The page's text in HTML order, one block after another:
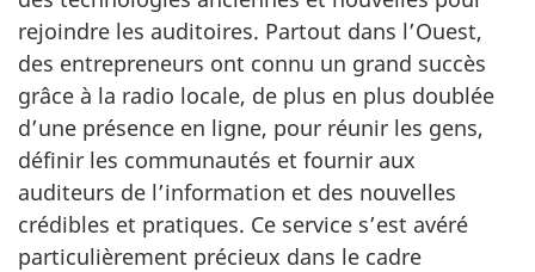
rejoindre les auditoires. Partout dans l’Ouest,
des entrepreneurs ont connu un grand succès
grâce à la radio locale, de plus en plus doublée
d’une présence en ligne, pour réunir les gens,
définir les communautés et fournir aux
auditeurs de l’information et des nouvelles
crédibles et pratiques. Ce service s’est avéré
particulièrement précieux dans le cadre